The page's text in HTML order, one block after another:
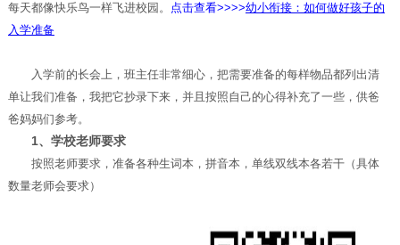
每天都像快乐鸟一样飞进校园。 点击查看>>>>幼小衔接：如何做好孩子的
入学准备
入学前的长会上，班主任非常细心，把需要准备的每样物品都列出清
单让我们准备，我把它抄录下来，并且按照自己的心得补充了一些，供爸
爸妈妈们参考。
1、学校老师要求
按照老师要求，准备各种生词本，拼音本，单线双线本各若干（具体
数量老师会要求）